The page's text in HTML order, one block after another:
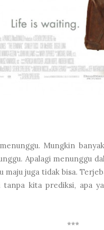
Mungkin
Apalagi menunggu
maju juga tidak bisa.
kita prediksi, apa
***